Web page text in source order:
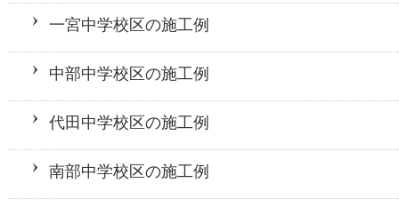
一宮中学校区の施工例
中部中学校区の施工例
代田中学校区の施工例
南部中学校区の施工例